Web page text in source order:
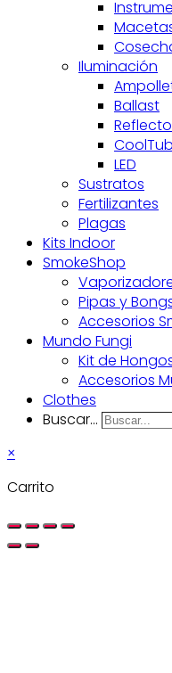
Iluminación
Ballast
LED
Sustratos
Fertilizantes
Plagas
Kits Indoor
SmokeShop
Pipas y
Accesorios
Mundo Fungi
Kit de
Accesorios
Clothes
Buscar...
×
Carrito